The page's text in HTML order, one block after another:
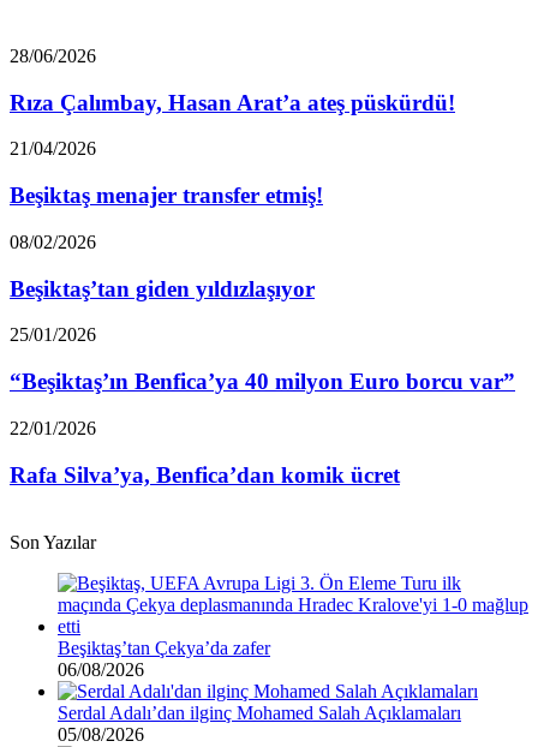
Rıza
Hasan
Arat’a
ateş
28/06/2026
Rıza Çalımbay, Hasan Arat’a ateş püskürdü!
Beşiktaş
transfer
etmiş!
21/04/2026
Beşiktaş menajer transfer etmiş!
Beşiktaş’tan
yıldızlaşıyor
08/02/2026
Beşiktaş’tan giden yıldızlaşıyor
“Beşiktaş’ın
40
milyon
Euro
borcu
var”
25/01/2026
“Beşiktaş’ın Benfica’ya 40 milyon Euro borcu var”
Rafa
Benfica’dan
komik
22/01/2026
Rafa Silva’ya, Benfica’dan komik ücret
Son Yazılar
Beşiktaş’tan Çekya’da zafer
06/08/2026
Serdal Adalı’dan ilginç Mohamed Salah Açıklamaları
05/08/2026